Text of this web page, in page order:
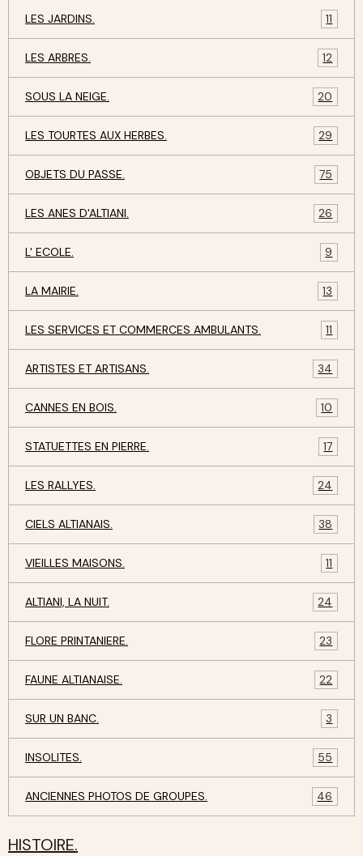
LES JARDINS. 11
LES ARBRES. 12
SOUS LA NEIGE. 20
LES TOURTES AUX HERBES. 29
OBJETS DU PASSE. 75
LES ANES D'ALTIANI. 26
L' ECOLE. 9
LA MAIRIE. 13
LES SERVICES ET COMMERCES AMBULANTS. 11
ARTISTES ET ARTISANS. 34
CANNES EN BOIS. 10
STATUETTES EN PIERRE. 17
LES RALLYES. 24
CIELS ALTIANAIS. 38
VIEILLES MAISONS. 11
ALTIANI, LA NUIT. 24
FLORE PRINTANIERE. 23
FAUNE ALTIANAISE. 22
SUR UN BANC. 3
INSOLITES. 55
ANCIENNES PHOTOS DE GROUPES. 46
HISTOIRE.